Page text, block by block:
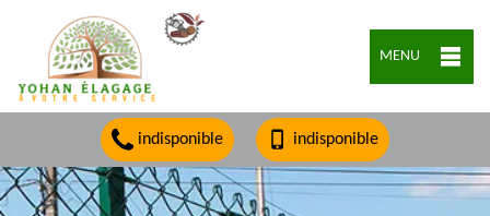
MENU
indisponible indisponible